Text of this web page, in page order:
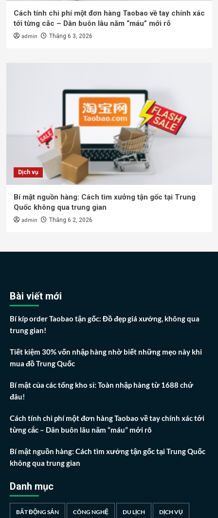
Cách tính chi phí một đơn hàng Taobao về tay chính xác
tới từng cắc – Dân buôn lâu năm “máu” mới rõ
admin Tháng 6 3, 2026
Dịch vụ
Bí mật nguồn hàng: Cách tìm xưởng tận gốc tại Trung
Quốc không qua trung gian
admin Tháng 6 2, 2026
Bài viết mới
Bí kíp order Taobao tận gốc: Đồ đẹp giá xưởng, không qua
trung gian!
Tiết kiệm 30% vốn nhập hàng nhờ biết những mẹo này khi
mua đồ Trung Quốc
Bí mật của các tổng kho sỉ: Toàn nhập hàng từ 1688 chứ
đâu!
Cách tính chi phí một đơn hàng Taobao về tay chính xác tới
từng cắc – Dân buôn lâu năm “máu” mới rõ
Bí mật nguồn hàng: Cách tìm xưởng tận gốc tại Trung Quốc
không qua trung gian
Danh mục
BẤT ĐỘNG SẢN CÔNG NGHỆ DU LỊCH DỊCH VỤ